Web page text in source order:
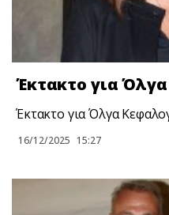
Έκτακτo για
Έκτακτo για Όλγα
16/12/2025 15:27